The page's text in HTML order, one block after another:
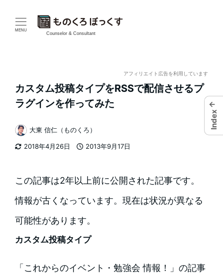
MENU
Counselor & Consultant
アフィリエイト広告を利用しています
カスタム投稿タイプをRSSで配信させるプ
ラグインを作ってみた
2018年4月26日
2013年9月17日
著
者
大東 信仁（ものくろ）
この記事は2年以上前に公開された記事です。
情報が古くなっています。現在は状況が異なる
可能性があります。
カスタム投稿タイプ
「これからのイベント・勉強会 情報！」の記事
←
Index